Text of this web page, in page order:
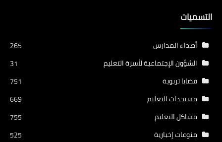
التسميات
أصداء المدارس
265
الشؤون الإجتماعية لأسرة التعليم
31
قضايا تربوية
751
مستجدات التعليم
669
مشاكل التعليم
755
منوعات إخبارية
525